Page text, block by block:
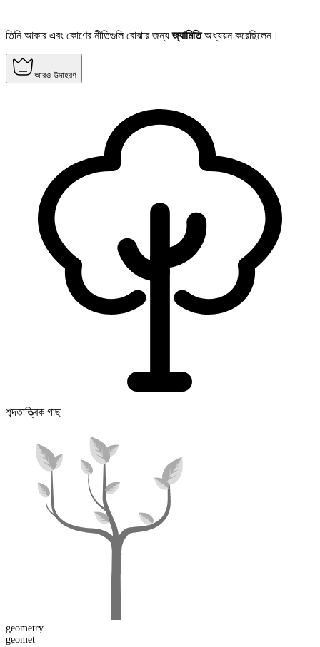
তিনি আকার এবং কোণের নীতিগুলি বোঝার জন্যজ্যামিতিঅধ্যয়ন করেছিলেন।
আরও উদাহরণ
শব্দতাত্ত্বিক গাছ
geometry
geomet